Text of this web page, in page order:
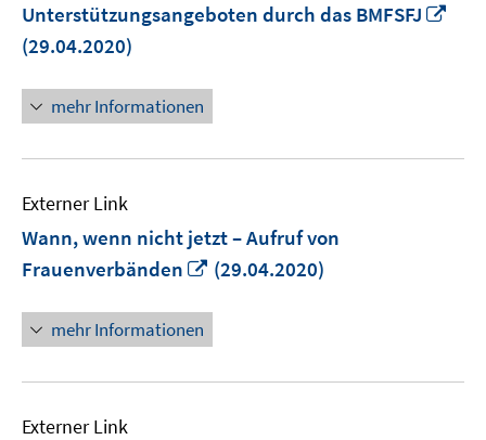
Unterstützungsangeboten durch das BMFSFJ
(29.04.2020)
mehr Informationen
Externer Link
Wann, wenn nicht jetzt – Aufruf von
Frauenverbänden
In
Fenster
öffnen
(29.04.2020)
mehr Informationen
Externer Link